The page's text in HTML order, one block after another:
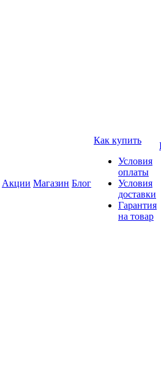
Акции Магазин Блог
Как купить
Условия
оплаты
Условия
доставки
Гарантия
на товар